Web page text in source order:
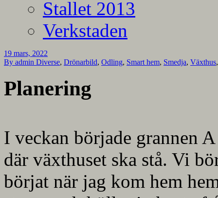
Stallet 2013
Verkstaden
19 mars, 2022
By admin Diverse, Drönarbild, Odling, Smart hem, Smedja, Växthus
Planering
I veckan började grannen
där växthuset ska stå. Vi
börjat när jag kom hem